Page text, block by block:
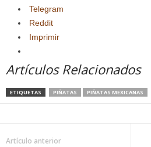
Telegram
Reddit
Imprimir
Artículos Relacionados
ETIQUETAS PIÑATAS PIÑATAS MEXICANAS
Artículo anterior